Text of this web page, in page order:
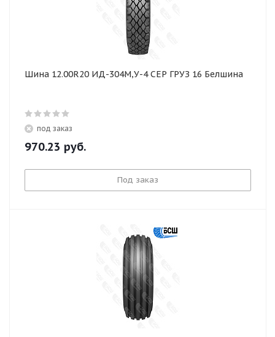
Шина 12.00R20 ИД-304М,У-4 СЕР ГРУЗ 16 Белшина
под заказ
970.23 руб.
Под заказ